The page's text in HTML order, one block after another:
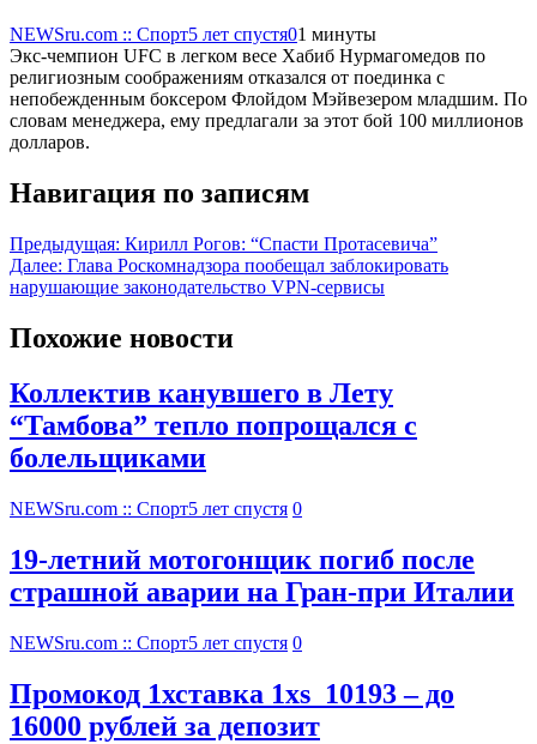
NEWSru.com :: Спорт5 лет спустя01 минуты
Экс-чемпион UFC в легком весе Хабиб Нурмагомедов по
религиозным соображениям отказался от поединка с
непобежденным боксером Флойдом Мэйвезером младшим. По
словам менеджера, ему предлагали за этот бой 100 миллионов
долларов.
Навигация по записям
Предыдущая: Кирилл Рогов: “Спасти Протасевича”
Далее: Глава Роскомнадзора пообещал заблокировать
нарушающие законодательство VPN-сервисы
Похожие новости
Коллектив канувшего в Лету
“Тамбова” тепло попрощался с
болельщиками
NEWSru.com :: Спорт5 лет спустя 0
19-летний мотогонщик погиб после
страшной аварии на Гран-при Италии
NEWSru.com :: Спорт5 лет спустя 0
Промокод 1хставка 1xs_10193 – до
16000 рублей за депозит